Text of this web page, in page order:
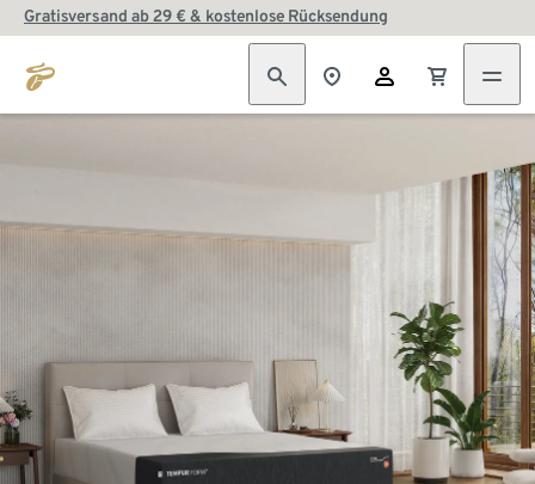
Gratisversand ab 29 € & kostenlose Rücksendung